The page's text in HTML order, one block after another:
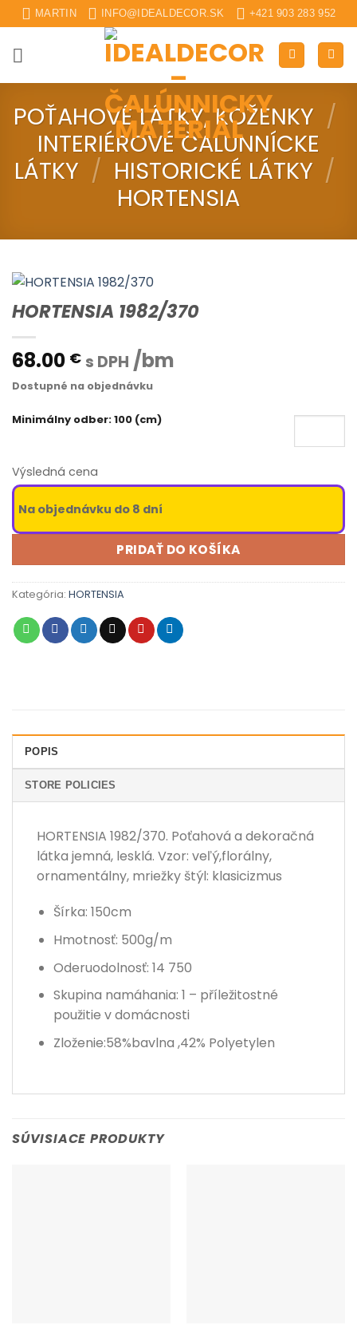
Skip
to
content
MARTIN INFO@IDEALDECOR.SK +421 903 283 952
POŤAHOVÉ LÁTKY, KOŽENKY /
INTERIÉROVÉ ČALUNNÍCKE
LÁTKY / HISTORICKÉ LÁTKY /
HORTENSIA
HORTENSIA 1982/370
68.00 € s DPH /bm
Dostupné na objednávku
Minimálny odber: 100 (cm)
Výsledná cena
Na objednávku do 8 dní
PRIDAŤ DO KOŠÍKA
Kategória: HORTENSIA
POPIS
STORE POLICIES
HORTENSIA 1982/370. Poťahová a dekoračná
látka jemná, lesklá. Vzor: veľý,florálny,
ornamentálny, mriežky štýl: klasicizmus
Šírka: 150cm
Hmotnosť: 500g/m
Oderuodolnosť: 14 750
Skupina namáhania: 1 – příležitostné
použitie v domácnosti
Zloženie:58%bavlna ,42% Polyetylen
SÚVISIACE PRODUKTY